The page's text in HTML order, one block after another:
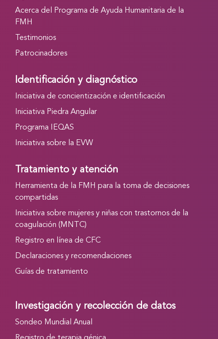
Acerca del Programa de Ayuda Humanitaria de la
FMH
Testimonios
Patrocinadores
Identificación y diagnóstico
Iniciativa de concientización e identificación
Iniciativa Piedra Angular
Programa IEQAS
Iniciativa sobre la EVW
Tratamiento y atención
Herramienta de la FMH para la toma de decisiones
compartidas
Iniciativa sobre mujeres y niñas con trastornos de la
coagulación (MNTC)
Registro en línea de CFC
Declaraciones y recomendaciones
Guías de tratamiento
Investigación y recolección de datos
Sondeo Mundial Anual